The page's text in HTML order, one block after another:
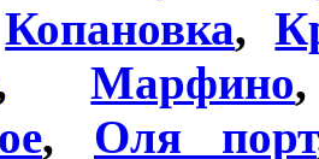
Копановка,
Марфино
, Оля порт